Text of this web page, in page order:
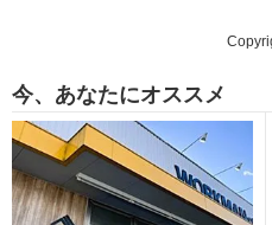
今、あなたにオススメ